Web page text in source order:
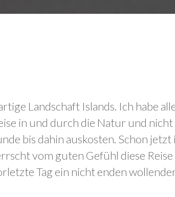
Landschaft Islands. Ich habe
in und durch die Natur und
bis dahin auskosten. Schon
vom guten Gefühl diese
Tag ein nicht enden